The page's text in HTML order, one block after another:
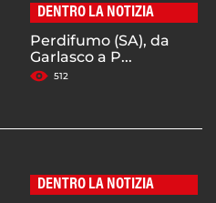
DENTRO LA NOTIZIA
Perdifumo (SA), da
Garlasco a P...
512
DENTRO LA NOTIZIA